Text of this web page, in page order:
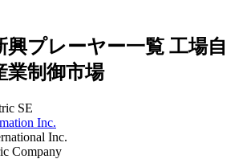
プレーヤー一覧 工場自
業制御市場
SE
Inc.
Inc.
Company